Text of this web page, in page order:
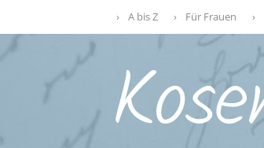
A bis Z Für Frauen